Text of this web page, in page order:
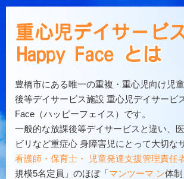
豊橋市にある唯一の重複・重心児向け児
後等デイサービス施設 重心児デイサービ
Face（ハッピーフェイス）です。
一般的な放課後等デイサービスと違い、
ビリなど重症心 身障害児にとって大切な
看護師・保育士・
児童発達支援管理責任
規模5名定員」のほぼ「マンツーマ ン体